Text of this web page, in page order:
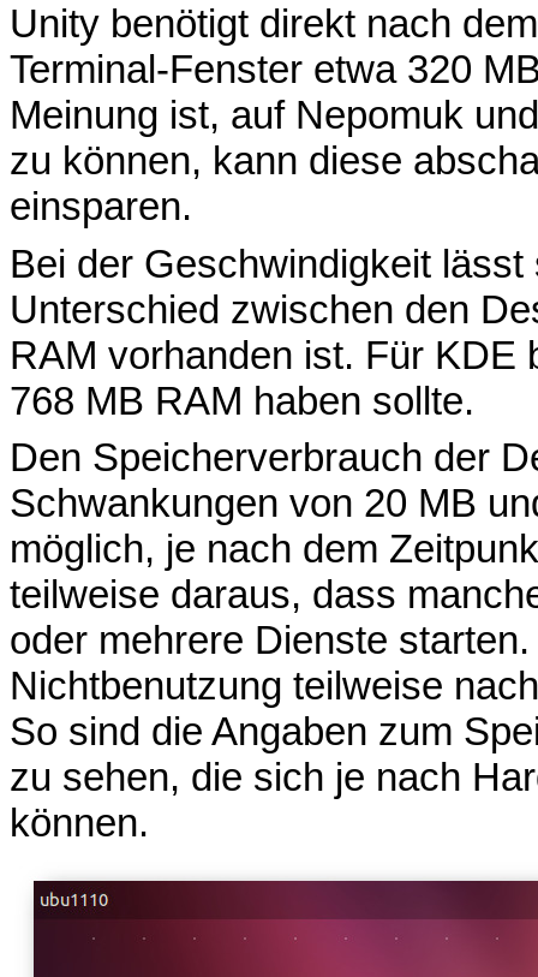
Unity benötigt direkt nach
Terminal-Fenster etwa 320
Meinung ist, auf Nepomuk
zu können, kann diese
einsparen.
Bei der Geschwindigkeit
Unterschied zwischen den
RAM vorhanden ist. Für KDE
768 MB RAM haben sollte.
Den Speicherverbrauch der
Schwankungen von 20 MB
möglich, je nach dem
teilweise daraus, dass
oder mehrere Dienste
Nichtbenutzung teilweise
So sind die Angaben zum
zu sehen, die sich je nach
können.